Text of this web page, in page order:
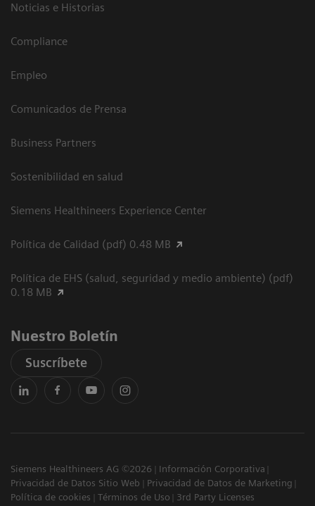
Noticias e Historias
Compliance
Empleo
Comunicados de Prensa
Business Partners
Sostenibilidad en salud
Siemens Healthineers Experience Center
Política de Calidad (pdf) 0.48 MB
Política de EHS (salud, seguridad y medio ambiente) (pdf)
0.18 MB
Nuestro Boletín
Suscríbete
Siemens Healthineers AG ©2026
Información Corporativa
Privacidad de Datos Sitio Web
Privacidad de Datos de Marketing
Política de cookies
Términos de Uso 3rd Party Licenses